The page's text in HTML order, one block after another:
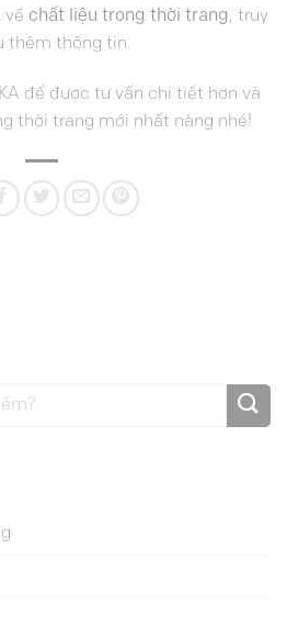
về chất liệu trong thời trang, truy
thêm thông tin.
để được tư vấn chi tiết hơn và
thời trang mới nhất nàng nhé!